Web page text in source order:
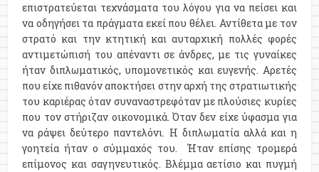
επιστρατεύεται τεχνάσματα του λόγου για να πείσει και
να οδηγήσει τα πράγματα εκεί που θέλει. Αντίθετα με τον
στρατό και την κτητική και αυταρχική πολλές φορές
αντιμετώπισή του απέναντι σε άνδρες, με τις γυναίκες
ήταν διπλωματικός, υπομονετικός και ευγενής. Αρετές
που είχε πιθανόν αποκτήσει στην αρχή της στρατιωτικής
του καριέρας όταν συναναστρεφόταν με πλούσιες κυρίες
που τον στήριζαν οικονομικά. Όταν δεν είχε ύφασμα για
να ράψει δεύτερο παντελόνι. Η διπλωματία αλλά και η
γοητεία ήταν ο σύμμαχός του. Ήταν επίσης τρομερά
επίμονος και σαγηνευτικός. Βλέμμα αετίσιο και πυγμή